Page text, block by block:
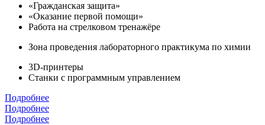
«Гражданская защита»
«Оказание первой помощи»
Работа на стрелковом тренажёре
Зона проведения лабораторного практикума по химии
3D-принтеры
Станки с программным управлением
Подробнее
Подробнее
Подробнее